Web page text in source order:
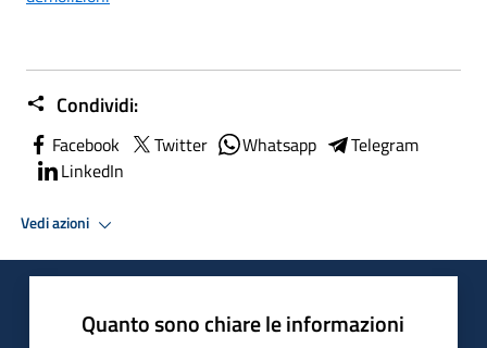
Condividi:
Facebook Twitter Whatsapp
Telegram
LinkedIn
Vedi azioni
Quanto sono chiare le informazioni